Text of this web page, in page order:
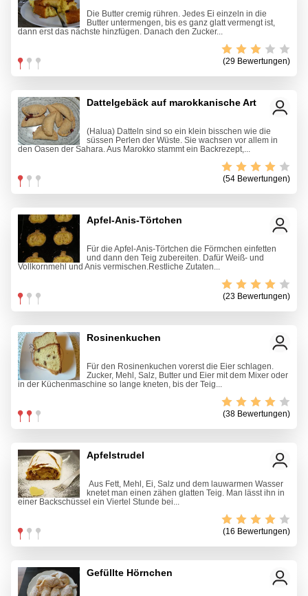
Die Butter cremig rühren. Jedes Ei einzeln in die
Butter untermengen, bis es ganz glatt vermengt ist,
dann erst das nächste hinzfügen. Danach den Zucker...
(29 Bewertungen)
Dattelgebäck auf marokkanische Art
(Halua) Datteln sind so ein klein bisschen wie die
süssen Perlen der Wüste. Sie wachsen vor allem in
den Oasen der Sahara. Aus Marokko stammt ein Backrezept,...
(54 Bewertungen)
Apfel-Anis-Törtchen
Für die Apfel-Anis-Törtchen die Förmchen einfetten
und dann den Teig zubereiten. Dafür Weiß- und
Vollkornmehl und Anis vermischen.Restliche Zutaten...
(23 Bewertungen)
Rosinenkuchen
Für den Rosinenkuchen vorerst die Eier schlagen.
Zucker, Mehl, Salz, Butter und Eier mit dem Mixer oder
in der Küchenmaschine so lange kneten, bis der Teig...
(38 Bewertungen)
Apfelstrudel
Aus Fett, Mehl, Ei, Salz und dem lauwarmen Wasser
knetet man einen zähen glatten Teig. Man lässt ihn in
einer Backschüssel ein Viertel Stunde bei...
(16 Bewertungen)
Gefüllte Hörnchen